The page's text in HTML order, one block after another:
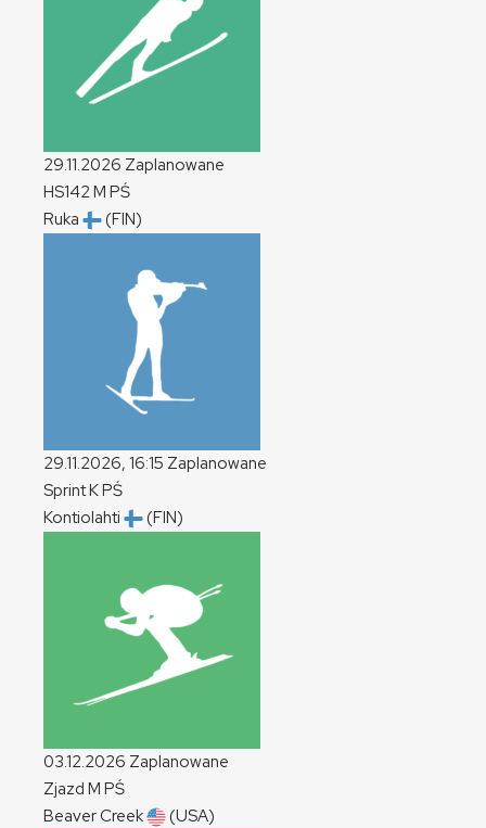
29.11.2026 Zaplanowane
HS142M PŚ
Ruka
(FIN)
29.11.2026, 16:15 Zaplanowane
SprintKPŚ
Kontiolahti
(FIN)
03.12.2026 Zaplanowane
Zjazd M PŚ
Beaver Creek
(USA)